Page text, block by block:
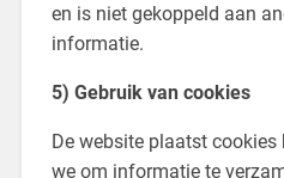
en is niet gekoppeld aan
informatie.
5) Gebruik van cookies
De website plaatst cookies
we om informatie te